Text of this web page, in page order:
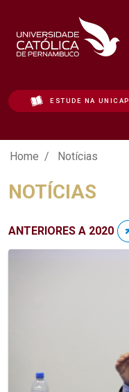
ESTUDE NA UNICAP
Notícias - Unicap
Home Notícias
NOTÍCIAS
ANTERIORES A 2020